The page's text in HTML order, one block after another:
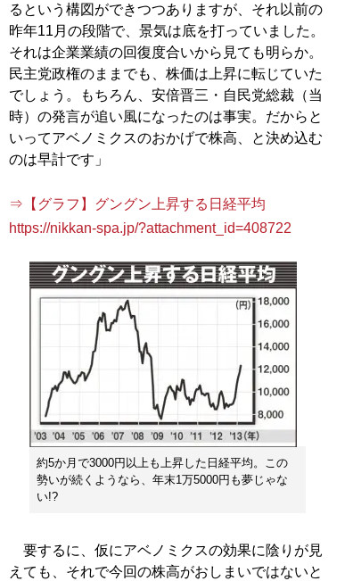
るという構図ができつつありますが、それ以前の
昨年11月の段階で、景気は底を打っていました。
それは企業業績の回復度合いから見ても明らか。
民主党政権のままでも、株価は上昇に転じていた
でしょう。もちろん、安倍晋三・自民党総裁（当
時）の発言が追い風になったのは事実。だからと
いってアベノミクスのおかげで株高、と決め込む
のは早計です」
⇒【グラフ】グングン上昇する日経平均
https://nikkan-spa.jp/?attachment_id=408722
約5か月で3000円以上も上昇した日経平均。この
勢いが続くようなら、年末1万5000円も夢じゃな
い!?
要するに、仮にアベノミクスの効果に陰りが見
えても、それで今回の株高がおしまいではないと